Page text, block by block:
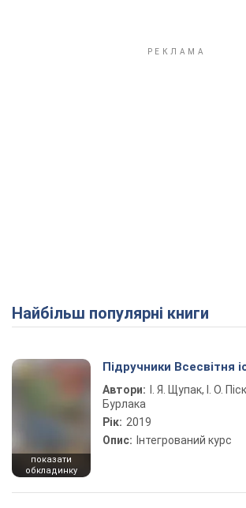
Найбільш популярні книги
показати
обкладинку
Підручники Всесвітня
Автори:
І. Я. Щупак, І. О.
Бурлака
Рік: 2019
Опис: Інтегрований курс